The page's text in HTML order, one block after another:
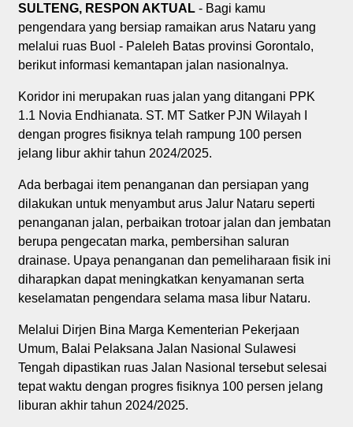
SULTENG, RESPON AKTUAL - Bagi kamu
pengendara yang bersiap ramaikan arus Nataru yang
melalui ruas Buol - Paleleh Batas provinsi Gorontalo,
berikut informasi kemantapan jalan nasionalnya.
Koridor ini merupakan ruas jalan yang ditangani PPK
1.1 Novia Endhianata. ST. MT Satker PJN Wilayah I
dengan progres fisiknya telah rampung 100 persen
jelang libur akhir tahun 2024/2025.
Ada berbagai item penanganan dan persiapan yang
dilakukan untuk menyambut arus Jalur Nataru seperti
penanganan jalan, perbaikan trotoar jalan dan jembatan
berupa pengecatan marka, pembersihan saluran
drainase. Upaya penanganan dan pemeliharaan fisik ini
diharapkan dapat meningkatkan kenyamanan serta
keselamatan pengendara selama masa libur Nataru.
Melalui Dirjen Bina Marga Kementerian Pekerjaan
Umum, Balai Pelaksana Jalan Nasional Sulawesi
Tengah dipastikan ruas Jalan Nasional tersebut selesai
tepat waktu dengan progres fisiknya 100 persen jelang
liburan akhir tahun 2024/2025.